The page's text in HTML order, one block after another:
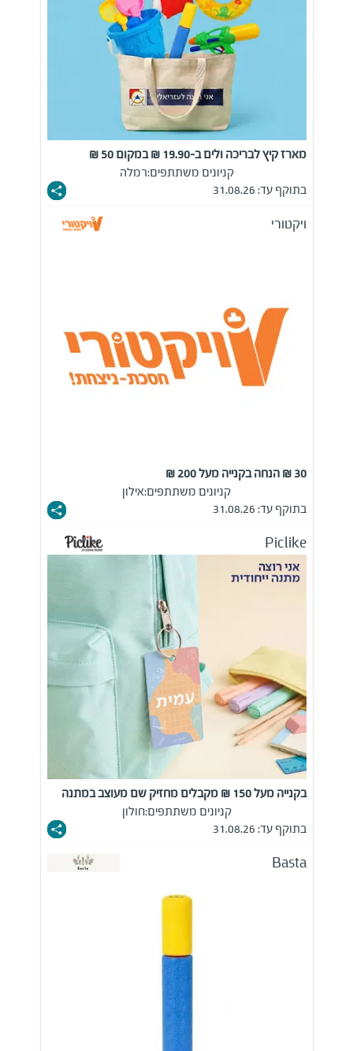
מארז קיץ לבריכה ולים ב-19.90 ₪ במקום 50 ₪
קניונים משתתפים:רמלה
בתוקף עד: 31.08.26
ויקטורי
30 ₪ הנחה בקנייה מעל 200 ₪
קניונים משתתפים:אילון
בתוקף עד: 31.08.26
Piclike
בקנייה מעל 150 ₪ מקבלים מחזיק שם מעוצב במתנה
קניונים משתתפים:חולון
בתוקף עד: 31.08.26
Basta